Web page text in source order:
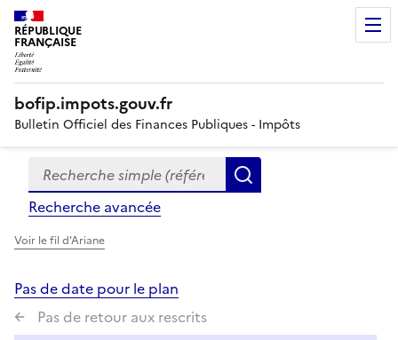
RÉPUBLIQUE
FRANÇAISE
bofip.impots.gouv.fr
Bulletin Officiel des Finances Publiques - Impôts
Formulaire
de
recherche
Recherche simple (références, mots clés, partie du
Recherche avancée
Voir le fil d'Ariane
Pas de date pour le plan
Pas de retour aux rescrits